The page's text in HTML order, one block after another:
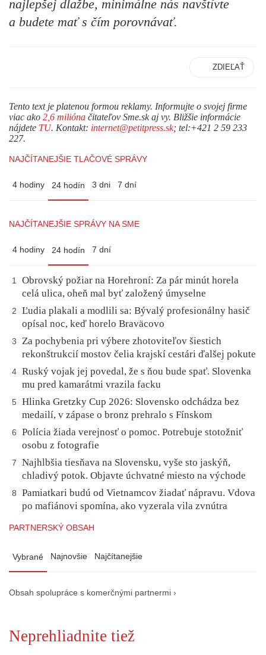
najlepšej dlažbe, minimálne nás navštívte
a budete mať s čím porovnávať.
ZDIEĽAŤ
Tento text je platenou formou reklamy. Informujte o svojej firme
viac ako 2,6 milióna čitateľov Sme.sk aj vy. Bližšie informácie
nájdete TU. Kontakt: internet@petitpress.sk; tel:+421 2 59 233
227.
NAJČÍTANEJŠIE TLAČOVÉ SPRÁVY
4 hodiny 24 hodín 3 dni 7 dní
NAJČÍTANEJŠIE SPRÁVY NA SME
4 hodiny 24 hodín 7 dní
1
Obrovský požiar na Horehroní: Za pár minút horela
celá ulica, oheň mal byť založený úmyselne
2
Ľudia plakali a modlili sa: Bývalý profesionálny hasič
opísal noc, keď horelo Braväcovo
3
Za pochybenia pri výbere zhotoviteľov šiestich
rekonštrukcií mostov čelia krajskí cestári ďalšej pokute
4 Ruský vojak jej povedal, že s ňou bude spať. Slovenka
mu pred kamarátmi vrazila facku
5
Hlinka Gretzky Cup 2026: Slovensko odchádza bez
medailí, v zápase o bronz prehralo s Fínskom
6
Polícia žiada verejnosť o pomoc. Potrebuje stotožniť
osobu z fotografie
7
Najhlbšia tiesňava na Slovensku, vyše sto jaskýň,
chladivý potok. Objavte úchvatné miesto na východe
8
Pamiatkari budú od Vietnamcov žiadať nápravu. Vdova
po mafiánovi spomína, ako vyzerala vila zvnútra
PARTNERSKÝ OBSAH
Vybrané Najnovšie Najčítanejšie
Obsah spolupráce s komerčnými partnermi ›
Neprehliadnite tiež